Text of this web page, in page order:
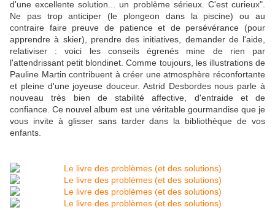
d'une excellente solution... un problème sérieux. C'est curieux".
Ne pas trop anticiper (le plongeon dans la piscine) ou au
contraire faire preuve de patience et de persévérance (pour
apprendre à skier), prendre des initiatives, demander de l'aide,
relativiser : voici les conseils égrenés mine de rien par
l'attendrissant petit blondinet. Comme toujours, les illustrations de
Pauline Martin contribuent à créer une atmosphère réconfortante
et pleine d'une joyeuse douceur. Astrid Desbordes nous parle à
nouveau très bien de stabilité affective, d'entraide et de
confiance. Ce nouvel album est une véritable gourmandise que je
vous invite à glisser sans tarder dans la bibliothèque de vos
enfants.